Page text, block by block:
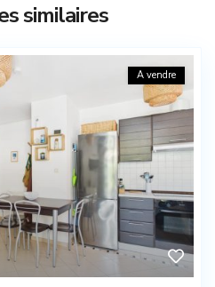
similaires
A vendre